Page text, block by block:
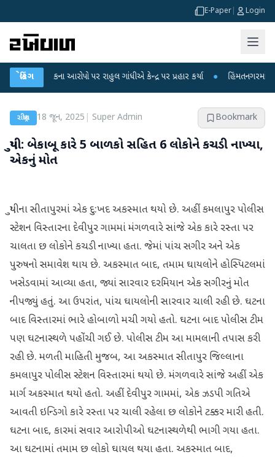
E-Paper Login
બ્રેકિંગ
લીકના આરોપો પર રાહુલ ગાંધીએ કેન્દ્ર પર પ્રહાર કર્યા ● હિંમતનગરમાં રહસ્યમય
રાષ્ટ્રીય 18 જૂન, 2025 Super Admin Bookmark
યુપી: બેકાબૂ કારે 5 બાળકો સહિત 6 લોકોને કચડી નાખ્યા,
એકનું મોત
યુપીના સીતાપુરમાં એક દુ:ખદ અકસ્માત થયો છે. અહીં કમલાપુર પોલીસ
સ્ટેશન વિસ્તારના દેવીપુર ગામમાં મંગળવારે સાંજે એક કારે રસ્તા પર
ચાલતા છ લોકોને કચડી નાખ્યા હતા. જેમાં પાંચ સગીર અને એક
પુરુષનો સમાવેશ થાય છે. અકસ્માત બાદ, તમામ ઘાયલોને હોસ્પિટલમાં
ખસેડવામાં આવ્યા હતા, જ્યાં સારવાર દરમિયાન એક સગીરનું મોત
નીપજ્યું હતું. આ ઉપરાંત, પાંચ ઘાયલોની સારવાર ચાલી રહી છે. ઘટના
બાદ વિસ્તારમાં ભારે હોબાળો મચી ગયો હતો. ઘટના બાદ પોલીસ ટીમ
પણ ઘટનાસ્થળે પહોંચી ગઈ છે. પોલીસ ટીમ આ મામલાની તપાસ કરી
રહી છે. મળતી માહિતી મુજબ, આ અકસ્માત સીતાપુર જિલ્લાના
કમલાપુર પોલીસ સ્ટેશન વિસ્તારમાં થયો છે. મંગળવારે સાંજે અહીં એક
માર્ગ અકસ્માત થયો હતો. અહીં દેવીપુર ગામમાં, એક ઝડપી ગતિએ
આવતી ઇન્ડિગો કારે રસ્તા પર ચાલી રહેલા છ લોકોને ટક્કર મારી હતી.
ઘટના બાદ, કારમાં સવાર આરોપીઓ ઘટનાસ્થળેથી ભાગી ગયા હતા.
આ ઘટનામાં તમામ છ લોકો ઘાયલ થયા હતા. અકસ્માત બાદ,